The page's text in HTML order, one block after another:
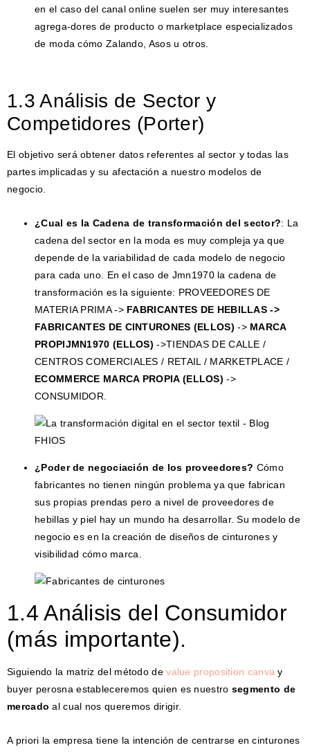
en el caso del canal online suelen ser muy interesantes
agrega-dores de producto o marketplace especializados
de moda cómo Zalando, Asos u otros.
1.3 Análisis de Sector y
Competidores (Porter)
El objetivo será obtener datos referentes al sector y todas las
partes implicadas y su afectación a nuestro modelos de
negocio.
¿Cual es la Cadena de transformación del sector?: La
cadena del sector en la moda es muy compleja ya que
depende de la variabilidad de cada modelo de negocio
para cada uno. En el caso de Jmn1970 la cadena de
transformación es la siguiente: PROVEEDORES DE
MATERIA PRIMA -> FABRICANTES DE HEBILLAS ->
FABRICANTES DE CINTURONES (ELLOS) ->MARCA
PROPIJMN1970 (ELLOS) ->TIENDAS DE CALLE /
CENTROS COMERCIALES / RETAIL / MARKETPLACE /
ECOMMERCE MARCA PROPIA (ELLOS) ->
CONSUMIDOR.
¿Poder de negociación de los proveedores? Cómo
fabricantes no tienen ningún problema ya que fabrican
sus propias prendas pero a nivel de proveedores de
hebillas y piel hay un mundo ha desarrollar. Su modelo de
negocio es en la creación de diseños de cinturones y
visibilidad cómo marca.
1.4 Análisis del Consumidor
(más importante).
Siguiendo la matriz del método devalue proposition canva y
buyer perosna estableceremos quien es nuestro segmento de
mercado al cual nos queremos dirigir.
A priori la empresa tiene la intención de centrarse en cinturones